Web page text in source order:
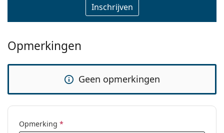
Opmerkingen
Geen opmerkingen
Opmerking *